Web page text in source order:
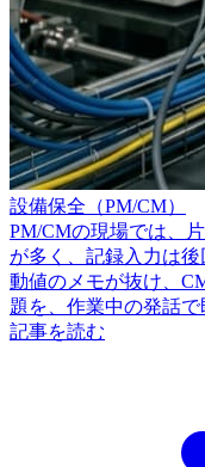
設備保全（PM/CM）
PM/CMの現場では、
が多く、記録入力は
動値のメモが抜け、
題を、作業中の発話で
記事を読む